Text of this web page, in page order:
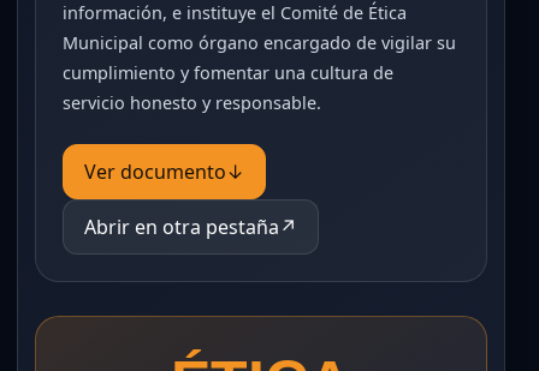
información, e instituye el Comité de Ética
Municipal como órgano encargado de vigilar su
cumplimiento y fomentar una cultura de
servicio honesto y responsable.
Ver documento↓
Abrir en otra pestaña↗